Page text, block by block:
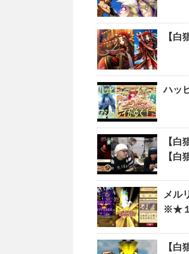
【白
ハッ
【
【白
メル
※★１
【白